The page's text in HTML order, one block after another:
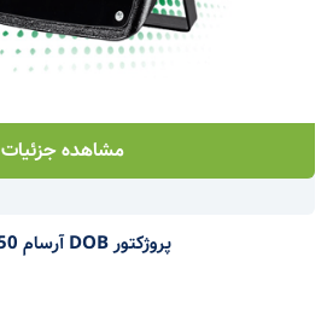
مشاهده جزئیات
پروژکتور DOB آرسام 150 وات